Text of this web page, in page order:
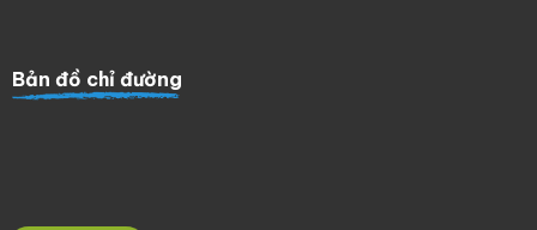
Bản đồ chỉ đường